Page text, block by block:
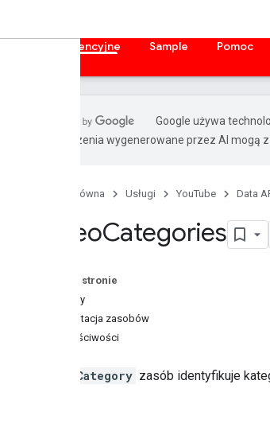
Materiały referencyjne Sample Pomoc
Google używa
Tłumaczenia wygenerowane przez AI mogą
Strona główna Usługi YouTube Data
VideoCategories
Na tej stronie
Metody
Prezentacja zasobów
Właściwości
videoCategory zasób identyfikuje